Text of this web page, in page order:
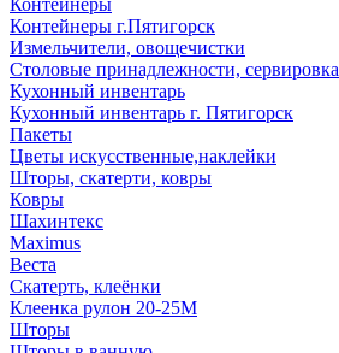
Контейнеры
Контейнеры г.Пятигорск
Измельчители, овощечистки
Столовые принадлежности, сервировка
Кухонный инвентарь
Кухонный инвентарь г. Пятигорск
Пакеты
Цветы искусственные,наклейки
Шторы, скатерти, ковры
Ковры
Шахинтекс
Maximus
Веста
Скатерть, клеёнки
Клеенка рулон 20-25М
Шторы